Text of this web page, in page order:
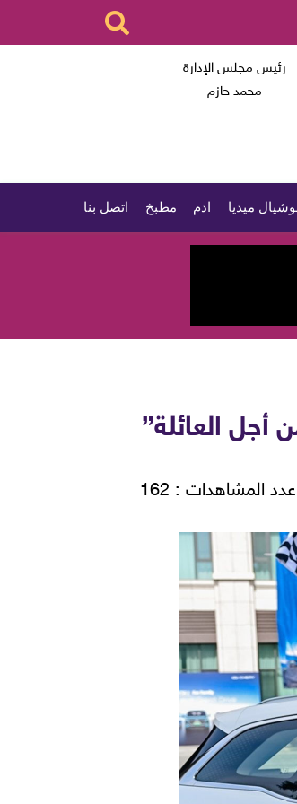
رئيس مجلس الإدارة
محمد حازم
ميديا ادم مطبخ اتصل بنا
العائلة”
عدد المشاهدات : 162